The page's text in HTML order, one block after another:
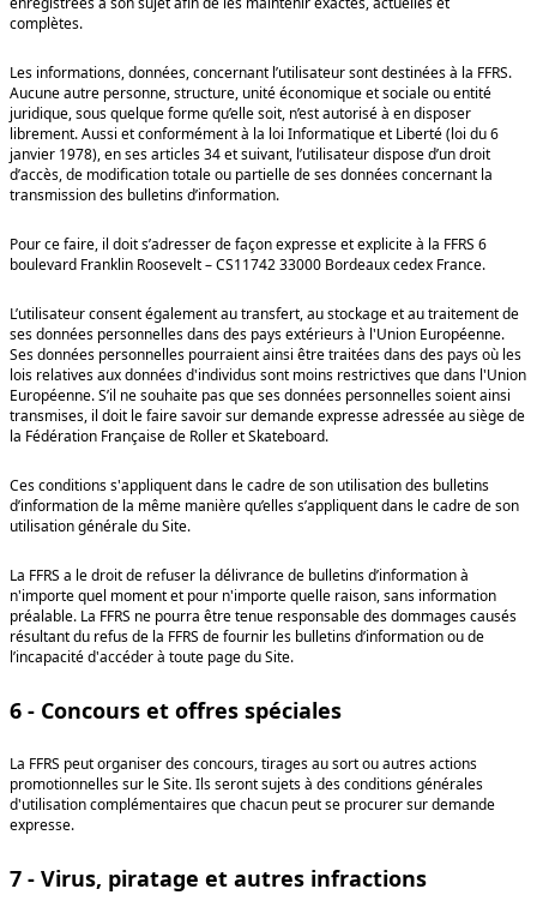
complètes.
Les informations, données, concernant l’utilisateur sont destinées à la FFRS.
Aucune autre personne, structure, unité économique et sociale ou entité
juridique, sous quelque forme qu’elle soit, n’est autorisé à en disposer
librement. Aussi et conformément à la loi Informatique et Liberté (loi du 6
janvier 1978), en ses articles 34 et suivant, l’utilisateur dispose d’un droit
d’accès, de modification totale ou partielle de ses données concernant la
transmission des bulletins d’information.
Pour ce faire, il doit s’adresser de façon expresse et explicite à la FFRS 6
boulevard Franklin Roosevelt – CS11742 33000 Bordeaux cedex France.
L’utilisateur consent également au transfert, au stockage et au traitement de
ses données personnelles dans des pays extérieurs à l'Union Européenne.
Ses données personnelles pourraient ainsi être traitées dans des pays où les
lois relatives aux données d'individus sont moins restrictives que dans l'Union
Européenne. S’il ne souhaite pas que ses données personnelles soient ainsi
transmises, il doit le faire savoir sur demande expresse adressée au siège de
la Fédération Française de Roller et Skateboard.
Ces conditions s'appliquent dans le cadre de son utilisation des bulletins
d’information de la même manière qu’elles s’appliquent dans le cadre de son
utilisation générale du Site.
La FFRS a le droit de refuser la délivrance de bulletins d’information à
n'importe quel moment et pour n'importe quelle raison, sans information
préalable. La FFRS ne pourra être tenue responsable des dommages causés
résultant du refus de la FFRS de fournir les bulletins d’information ou de
l’incapacité d'accéder à toute page du Site.
6 - Concours et offres spéciales
La FFRS peut organiser des concours, tirages au sort ou autres actions
promotionnelles sur le Site. Ils seront sujets à des conditions générales
d'utilisation complémentaires que chacun peut se procurer sur demande
expresse.
7 - Virus, piratage et autres infractions